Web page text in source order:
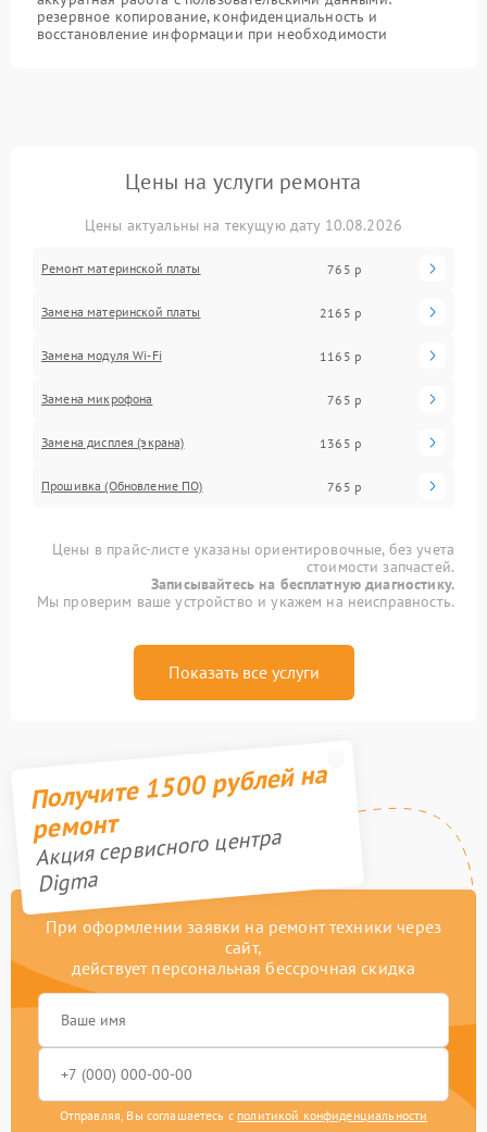
резервное копирование, конфиденциальность и
восстановление информации при необходимости
Цены на услуги ремонта
Цены актуальны на текущую дату 10.08.2026
Ремонт материнской платы 765 р
Замена материнской платы 2165 р
Замена модуля Wi-Fi 1165 р
Замена микрофона 765 р
Замена дисплея (экрана) 1365 р
Прошивка (Обновление ПО) 765 р
Цены в прайс-листе указаны ориентировочные, без учета
стоимости запчастей.
Записывайтесь на бесплатную диагностику.
Мы проверим ваше устройство и укажем на неисправность.
Показать все услуги
Получите 1500 рублей на
ремонт
Акция сервисного центра
Digma
При оформлении заявки на ремонт техники через
сайт,
действует персональная бессрочная скидка
Отправляя, Вы соглашаетесь с политикой конфиденциальности